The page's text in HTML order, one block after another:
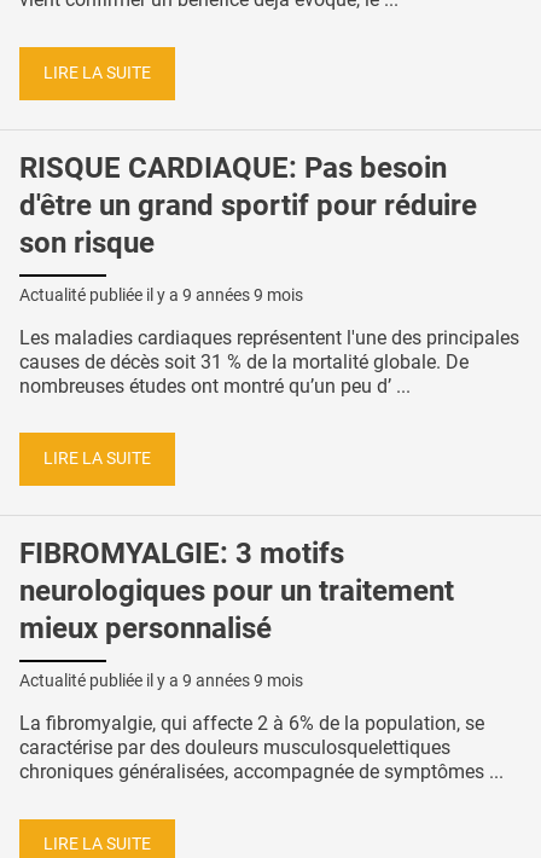
LIRE LA SUITE
RISQUE CARDIAQUE: Pas besoin
d'être un grand sportif pour réduire
son risque
Actualité publiée il y a 9 années 9 mois
Les maladies cardiaques représentent l'une des principales
causes de décès soit 31 % de la mortalité globale. De
nombreuses études ont montré qu’un peu d’ ...
LIRE LA SUITE
FIBROMYALGIE: 3 motifs
neurologiques pour un traitement
mieux personnalisé
Actualité publiée il y a 9 années 9 mois
La fibromyalgie, qui affecte 2 à 6% de la population, se
caractérise par des douleurs musculosquelettiques
chroniques généralisées, accompagnée de symptômes ...
LIRE LA SUITE